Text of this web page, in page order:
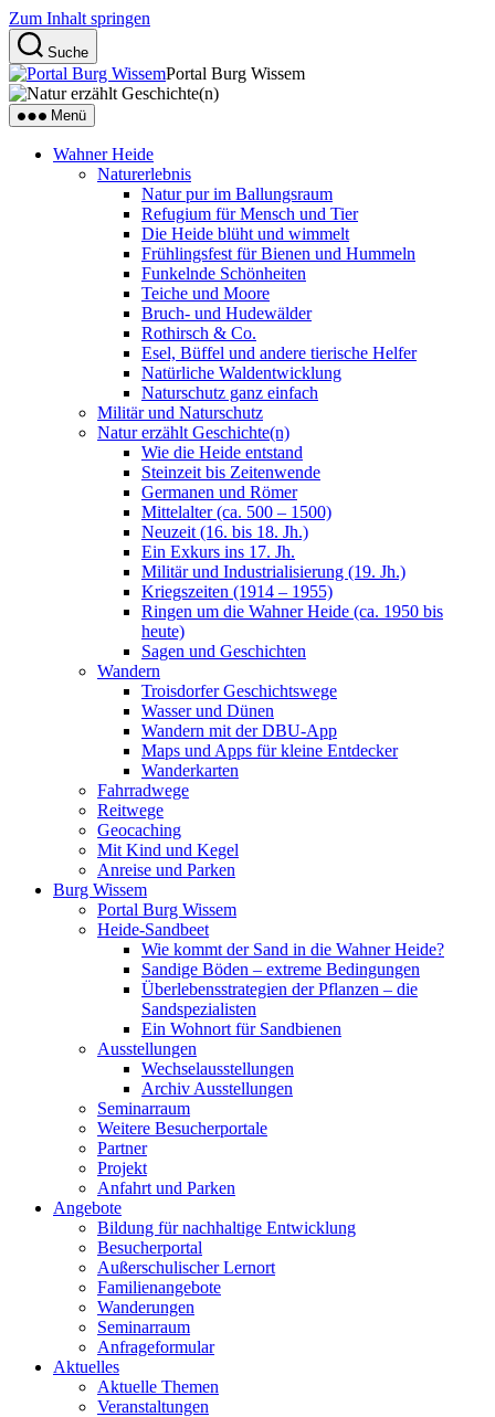
Zum Inhalt springen
Suche
Portal Burg Wissem
Menü
Wahner Heide
Naturerlebnis
Natur pur im Ballungsraum
Refugium für Mensch und Tier
Die Heide blüht und wimmelt
Frühlingsfest für Bienen und Hummeln
Funkelnde Schönheiten
Teiche und Moore
Bruch- und Hudewälder
Rothirsch & Co.
Esel, Büffel und andere tierische Helfer
Natürliche Waldentwicklung
Naturschutz ganz einfach
Militär und Naturschutz
Natur erzählt Geschichte(n)
Wie die Heide entstand
Steinzeit bis Zeitenwende
Germanen und Römer
Mittelalter (ca. 500 – 1500)
Neuzeit (16. bis 18. Jh.)
Ein Exkurs ins 17. Jh.
Militär und Industrialisierung (19. Jh.)
Kriegszeiten (1914 – 1955)
Ringen um die Wahner Heide (ca. 1950 bis
heute)
Sagen und Geschichten
Wandern
Troisdorfer Geschichtswege
Wasser und Dünen
Wandern mit der DBU-App
Maps und Apps für kleine Entdecker
Wanderkarten
Fahrradwege
Reitwege
Geocaching
Mit Kind und Kegel
Anreise und Parken
Burg Wissem
Portal Burg Wissem
Heide-Sandbeet
Wie kommt der Sand in die Wahner Heide?
Sandige Böden – extreme Bedingungen
Überlebensstrategien der Pflanzen – die
Sandspezialisten
Ein Wohnort für Sandbienen
Ausstellungen
Wechselausstellungen
Archiv Ausstellungen
Seminarraum
Weitere Besucherportale
Partner
Projekt
Anfahrt und Parken
Angebote
Bildung für nachhaltige Entwicklung
Besucherportal
Außerschulischer Lernort
Familienangebote
Wanderungen
Seminarraum
Anfrageformular
Aktuelles
Aktuelle Themen
Veranstaltungen